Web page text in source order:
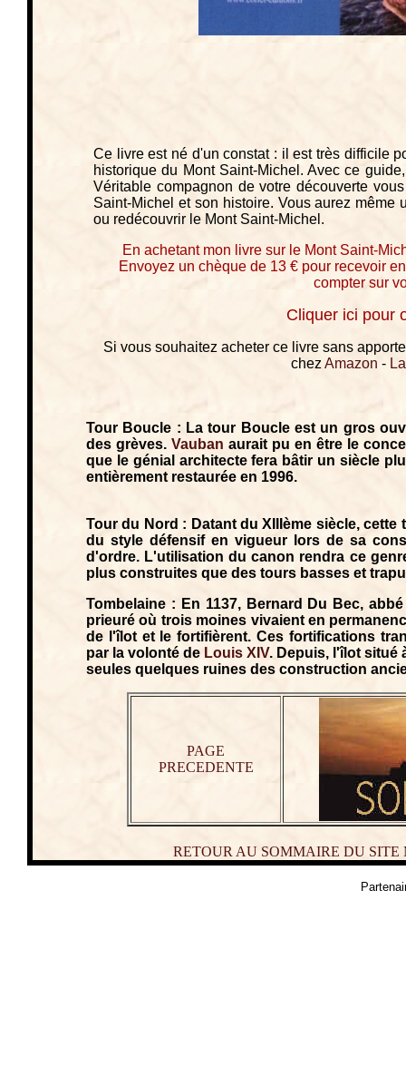
Ce livre est né d'un constat : il est très difficile
historique du Mont Saint-Michel. Avec ce
Véritable compagnon de votre découverte
Saint-Michel et son histoire. Vous aurez
ou redécouvrir le Mont Saint-Michel.
En achetant mon livre sur le Mont Saint-
Envoyez un chèque de 13 € pour recevoir
compter sur
Cliquer ici pour
Si vous souhaitez acheter ce livre sans
chez Amazon -
Tour Boucle : La tour Boucle est un gros
des grèves. Vauban aurait pu en être le
que le génial architecte fera bâtir un siècle
entièrement restaurée en 1996.
Tour du Nord : Datant du XIIIème siècle,
du style défensif en vigueur lors de sa
d'ordre. L'utilisation du canon rendra ce
plus construites que des tours basses et
Tombelaine : En 1137, Bernard Du Bec,
prieuré où trois moines vivaient en
de l'îlot et le fortifièrent. Ces fortifications
par la volonté de Louis XIV. Depuis, l'îlot situé
seules quelques ruines des construction
PAGE
PRECEDENTE
RETOUR AU SOMMAIRE DU